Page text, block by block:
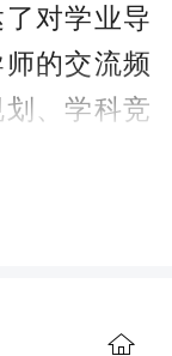
对学业导
的交流频
、学科竞
提出了中